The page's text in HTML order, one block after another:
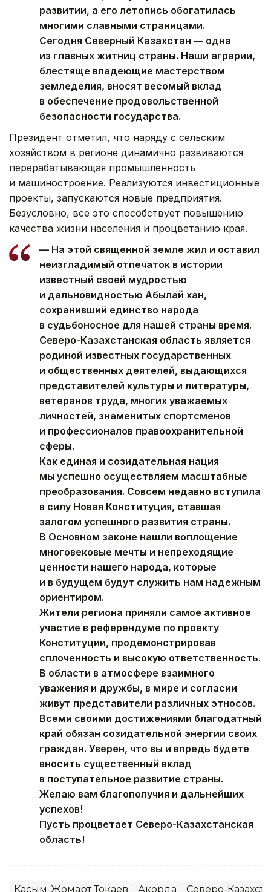
развитии, а его летопись обогатилась
многими славными страницами.
Сегодня Северный Казахстан — одна
из главных житниц страны. Наши аграрии,
блестяще владеющие мастерством
земледелия, вносят весомый вклад
в обеспечение продовольственной
безопасности государства.
Президент отметил, что наряду с сельским
хозяйством в регионе динамично развиваются
перерабатывающая промышленность
и машиностроение. Реализуются инвестиционные
проекты, запускаются новые предприятия.
Безусловно, все это способствует повышению
качества жизни населения и процветанию края.
— На этой священной земле жил и оставил
неизгладимый отпечаток в истории
известный своей мудростью
и дальновидностью Абылай хан,
сохранивший единство народа
в судьбоносное для нашей страны время.
Северо-Казахстанская область является
родиной известных государственных
и общественных деятелей, выдающихся
представителей культуры и литературы,
ветеранов труда, многих уважаемых
личностей, знаменитых спортсменов
и профессионалов правоохранительной
сферы.
Как единая и созидательная нация
мы успешно осуществляем масштабные
преобразования. Совсем недавно вступила
в силу Новая Конституция, ставшая
залогом успешного развития страны.
В Основном законе нашли воплощение
многовековые мечты и непреходящие
ценности нашего народа, которые
и в будущем будут служить нам надежным
ориентиром.
Жители региона приняли самое активное
участие в референдуме по проекту
Конституции, продемонстрировав
сплоченность и высокую ответственность.
В области в атмосфере взаимного
уважения и дружбы, в мире и согласии
живут представители различных этносов.
Всеми своими достижениями благодатный
край обязан созидательной энергии своих
граждан. Уверен, что вы и впредь будете
вносить существенный вклад
в поступательное развитие страны.
Желаю вам благополучия и дальнейших
успехов!
Пусть процветает Северо-Казахстанская
область!
Касым-Жомарт Токаев Акорда Северо-